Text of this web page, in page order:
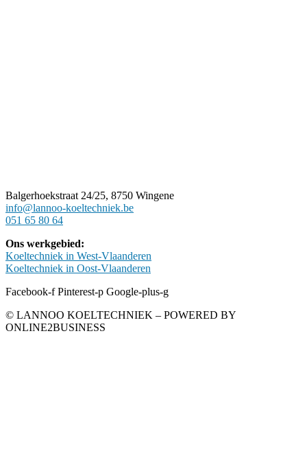
Balgerhoekstraat 24/25, 8750 Wingene
info@lannoo-koeltechniek.be
051 65 80 64
Ons werkgebied:
Koeltechniek in West-Vlaanderen
Koeltechniek in Oost-Vlaanderen
Facebook-f Pinterest-p Google-plus-g
© LANNOO KOELTECHNIEK – POWERED BY
ONLINE2BUSINESS